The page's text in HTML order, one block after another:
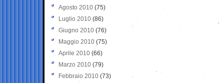
Agosto 2010 (75)
Luglio 2010 (86)
Giugno 2010 (76)
Maggio 2010 (75)
Aprile 2010 (66)
Marzo 2010 (79)
Febbraio 2010 (73)